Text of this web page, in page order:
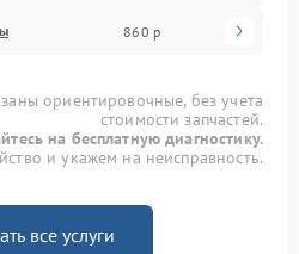
860 р
ориентировочные, без учета
стоимости запчастей.
на бесплатную диагностику.
и укажем на неисправность.
все услуги